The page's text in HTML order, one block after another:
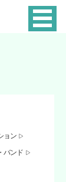
ョン
バンド